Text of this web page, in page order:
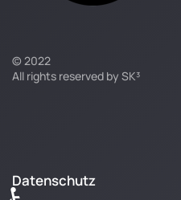
© 2022
All rights reserved by SK³
Datenschutz